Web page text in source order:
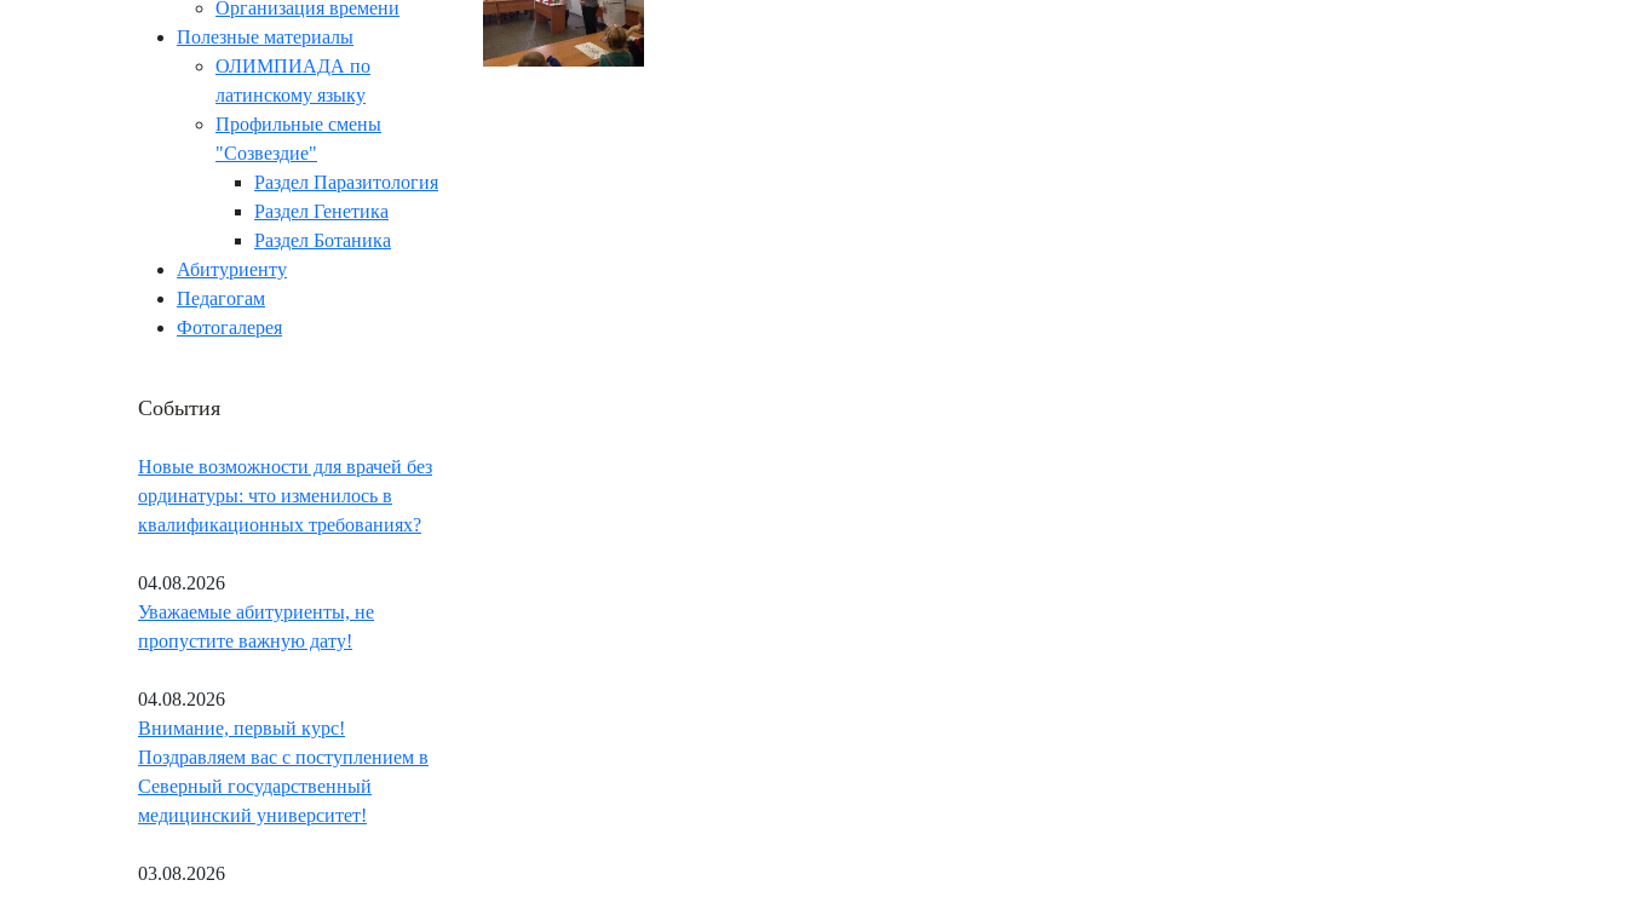
Организация времени
Полезные материалы
ОЛИМПИАДА по
латинскому языку
Профильные смены
"Созвездие"
Раздел Паразитология
Раздел Генетика
Раздел Ботаника
Абитуриенту
Педагогам
Фотогалерея
События
Новые возможности для врачей без
ординатуры: что изменилось в
квалификационных требованиях?
04.08.2026
Уважаемые абитуриенты, не
пропустите важную дату!
04.08.2026
Внимание, первый курс!
Поздравляем вас с поступлением в
Северный государственный
медицинский университет!
03.08.2026